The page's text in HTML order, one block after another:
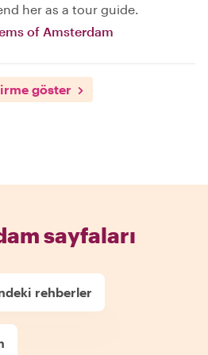
her as a tour guide.
of Amsterdam
göster
sayfaları
rehberler